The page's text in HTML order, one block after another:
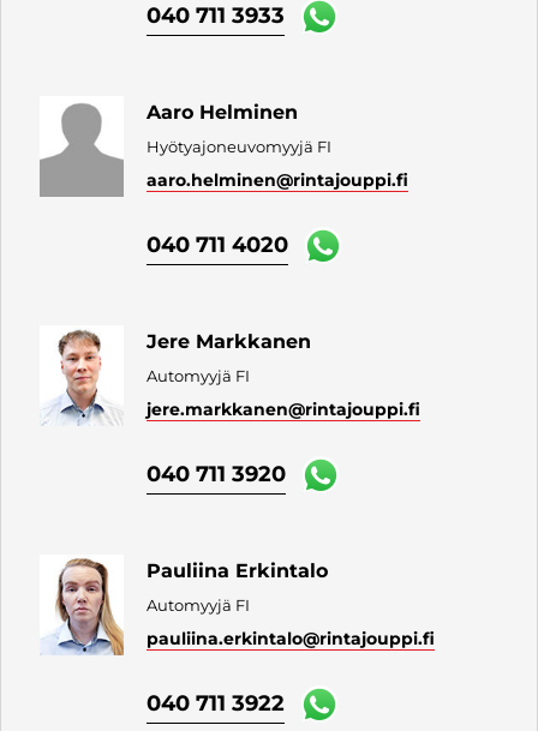
040 711 3933
Aaro Helminen
Hyötyajoneuvomyyjä FI
aaro.helminen@rintajouppi.fi
040 711 4020
Jere Markkanen
Automyyjä FI
jere.markkanen@rintajouppi.fi
040 711 3920
Pauliina Erkintalo
Automyyjä FI
pauliina.erkintalo@rintajouppi.fi
040 711 3922